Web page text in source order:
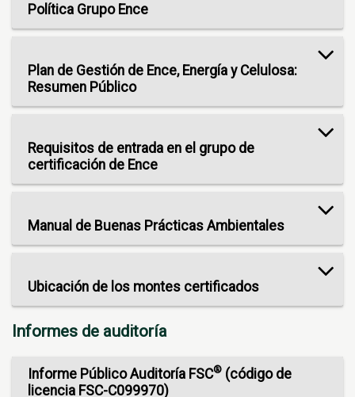
Política Grupo Ence
Plan de Gestión de Ence, Energía y Celulosa:
Resumen Público
Requisitos de entrada en el grupo de
certificación de Ence
Manual de Buenas Prácticas Ambientales
Ubicación de los montes certificados
Informes de auditoría
Informe Público Auditoría FSC® (código de
licencia FSC-C099970)